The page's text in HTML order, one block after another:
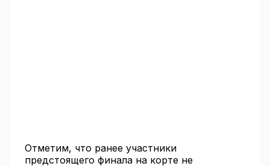
Отметим, что ранее участники
предстоящего финала на корте не